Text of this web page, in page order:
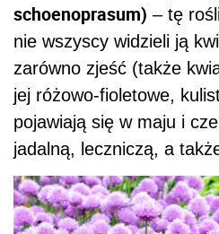
schoenoprasum) – tę
nie wszyscy widzieli ją
zarówno zjeść (także
jej różowo-fioletowe,
pojawiają się w maju i
jadalną, leczniczą, a